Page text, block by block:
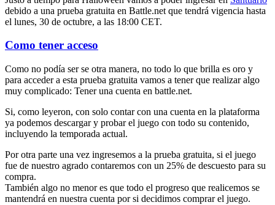
debido a una prueba gratuita en Battle.net que tendrá vigencia hasta
el lunes, 30 de octubre, a las 18:00 CET.
Como tener acceso
Como no podía ser se otra manera, no todo lo que brilla es oro y
para acceder a esta prueba gratuita vamos a tener que realizar algo
muy complicado: Tener una cuenta en battle.net.
Si, como leyeron, con solo contar con una cuenta en la plataforma
ya podemos descargar y probar el juego con todo su contenido,
incluyendo la temporada actual.
Por otra parte una vez ingresemos a la prueba gratuita, si el juego
fue de nuestro agrado contaremos con un 25% de descuesto para su
compra.
También algo no menor es que todo el progreso que realicemos se
mantendrá en nuestra cuenta por si decidimos comprar el juego.